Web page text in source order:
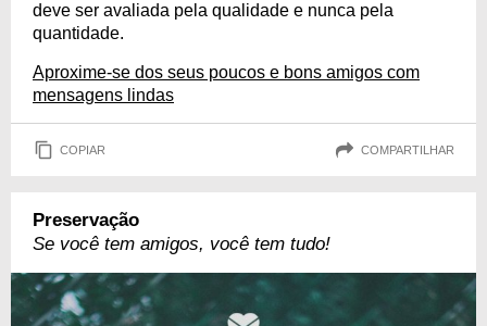
deve ser avaliada pela qualidade e nunca pela
quantidade.
Aproxime-se dos seus poucos e bons amigos com
mensagens lindas
COPIAR COMPARTILHAR
Preservação
Se você tem amigos, você tem tudo!